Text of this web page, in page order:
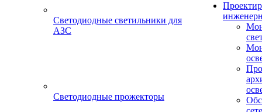
Светодиодные светильники для
АЗС
Светодиодные прожекторы